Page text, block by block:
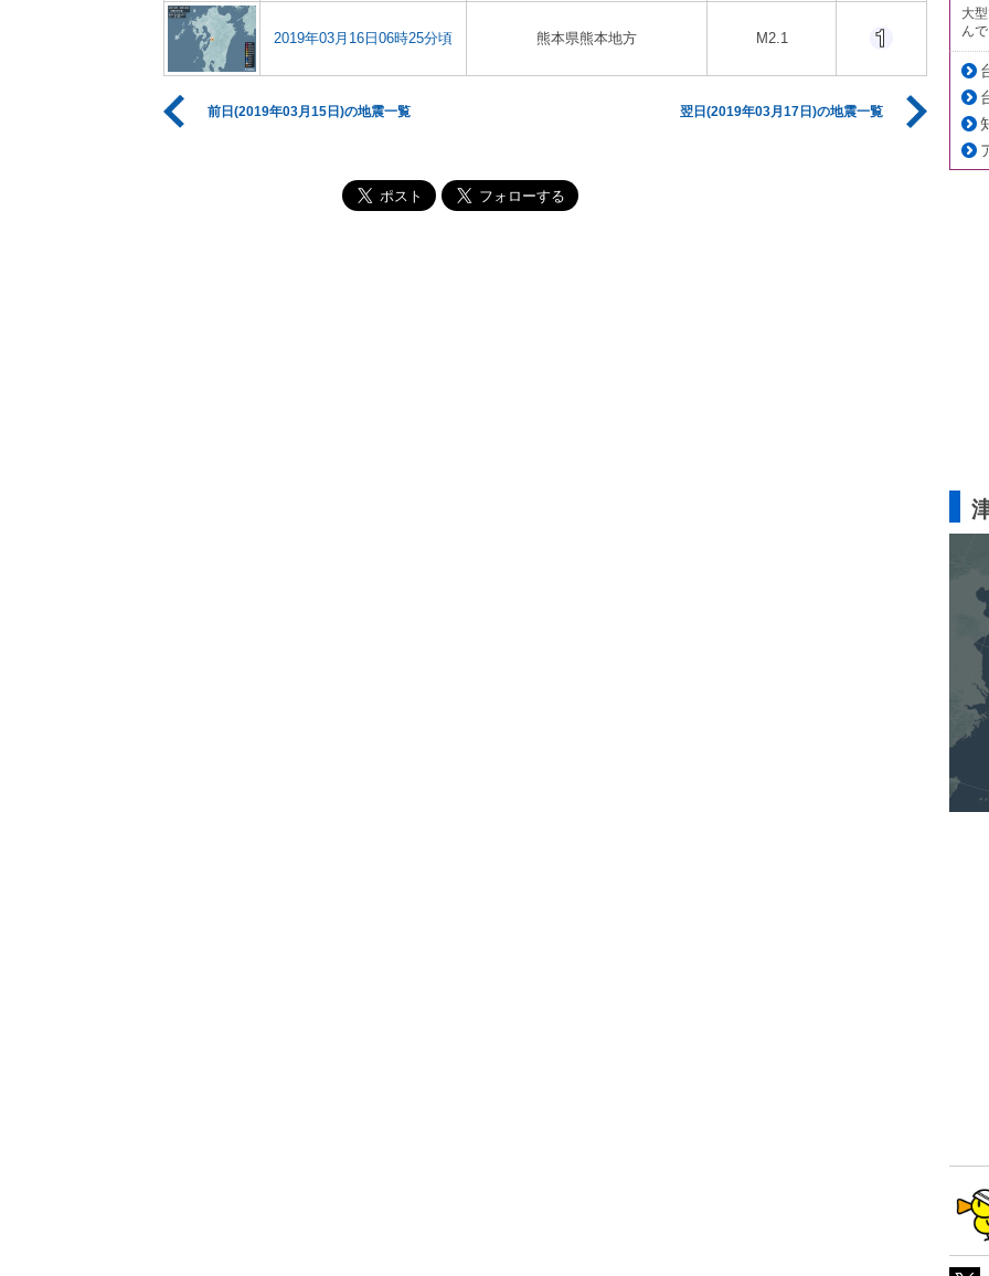
2019年03月16日06時25分頃 熊本県熊本地方 M2.1
前日(2019年03月15日)の地震一覧 翌日(2019年03月17日)の地震一覧
大
ん